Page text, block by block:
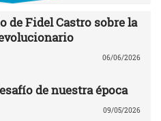
de Fidel Castro sobre la
06/06/2026
de nuestra época
09/05/2026